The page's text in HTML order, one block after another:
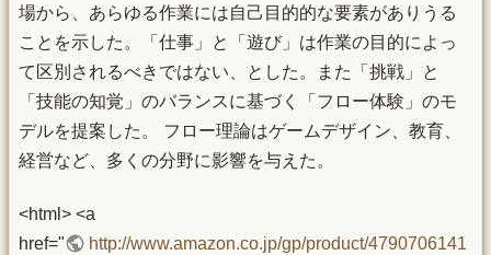
場から、あらゆる作業には自己目的的な要素がありうる
ことを示した。「仕事」と「遊び」は作業の目的によっ
て区別されるべきではない、とした。また「挑戦」と
「技能の知覚」のバランスに基づく「フロー体験」のモ
デルを提案した。 フロー理論はゲームデザイン、教育、
経営など、多くの分野に影響を与えた。
<html> <a
href="
http://www.amazon.co.jp/gp/product/4790706141